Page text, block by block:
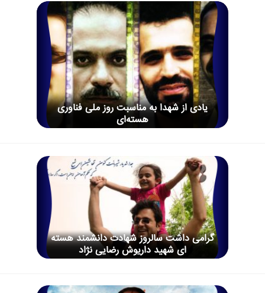
یادی از شهدا به مناسبت روز ملی فناوری
هسته‌ای
گرامی داشت سالروز شهادت دانشمند هسته
ای شهید داریوش رضایی نژاد